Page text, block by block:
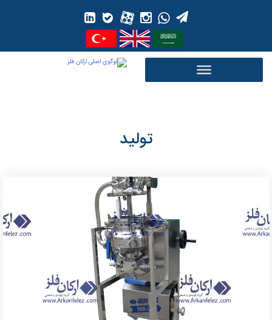
تولید